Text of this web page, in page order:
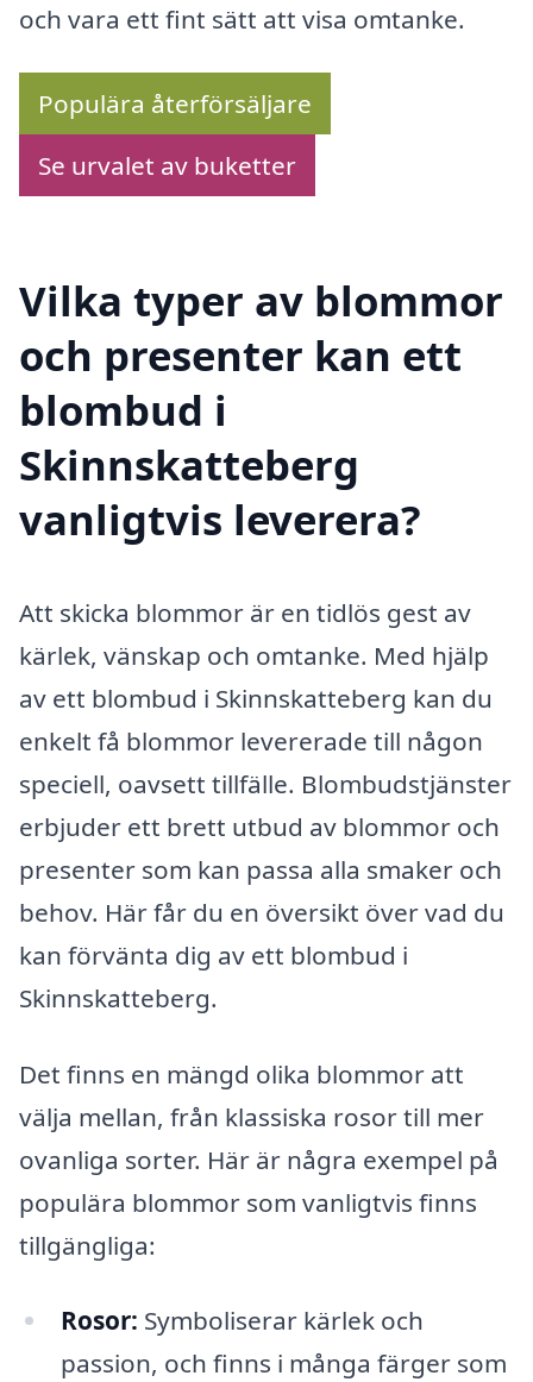
och vara ett fint sätt att visa omtanke.
Populära återförsäljare
Se urvalet av buketter
Vilka typer av blommor
och presenter kan ett
blombud i
Skinnskatteberg
vanligtvis leverera?
Att skicka blommor är en tidlös gest av
kärlek, vänskap och omtanke. Med hjälp
av ett blombud i Skinnskatteberg kan du
enkelt få blommor levererade till någon
speciell, oavsett tillfälle. Blombudstjänster
erbjuder ett brett utbud av blommor och
presenter som kan passa alla smaker och
behov. Här får du en översikt över vad du
kan förvänta dig av ett blombud i
Skinnskatteberg.
Det finns en mängd olika blommor att
välja mellan, från klassiska rosor till mer
ovanliga sorter. Här är några exempel på
populära blommor som vanligtvis finns
tillgängliga:
Rosor: Symboliserar kärlek och
passion, och finns i många färger som